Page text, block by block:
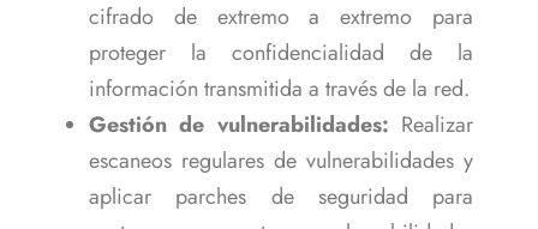
cifrado de extremo a extremo para
proteger la confidencialidad de la
información transmitida a través de la red.
Gestión de vulnerabilidades: Realizar
escaneos regulares de vulnerabilidades y
aplicar parches de seguridad para